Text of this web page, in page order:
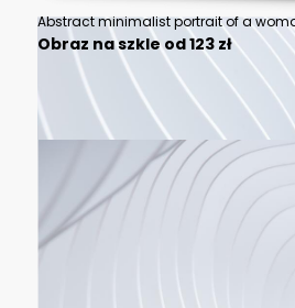
Obraz na szkle od 123 zł